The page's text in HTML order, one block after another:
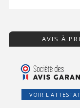
AVIS À
VOIR